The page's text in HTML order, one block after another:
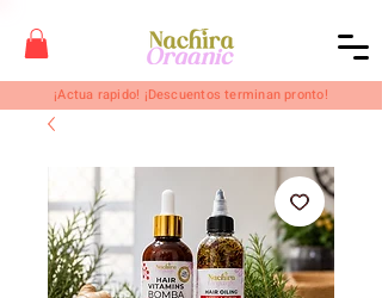
¡Actua rapido! ¡Descuentos terminan pronto!